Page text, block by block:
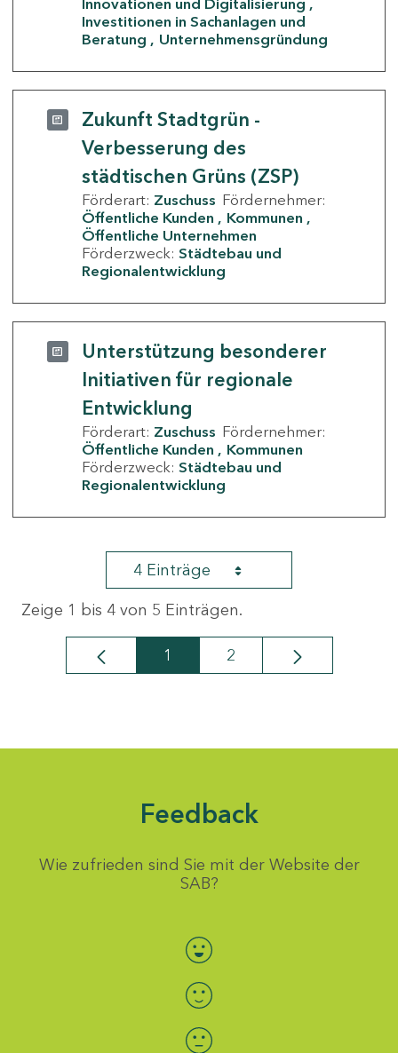
Innovationen und Digitalisierung
Investitionen in Sachanlagen und
Beratung
Unternehmensgründung
Zukunft Stadtgrün -
Verbesserung des
städtischen Grüns (ZSP)
Förderart: Zuschuss Fördernehmer:
Öffentliche Kunden
Kommunen
Öffentliche Unternehmen
Förderzweck: Städtebau und
Regionalentwicklung
Unterstützung besonderer
Initiativen für regionale
Entwicklung
Förderart: Zuschuss Fördernehmer:
Öffentliche Kunden
Kommunen
Förderzweck: Städtebau und
Regionalentwicklung
4 Einträge
Zeige 1 bis 4 von 5 Einträgen.
Seite
1 Seite
2
Feedback
Wie zufrieden sind Sie mit der Website der
SAB?
Bewertung auswählen